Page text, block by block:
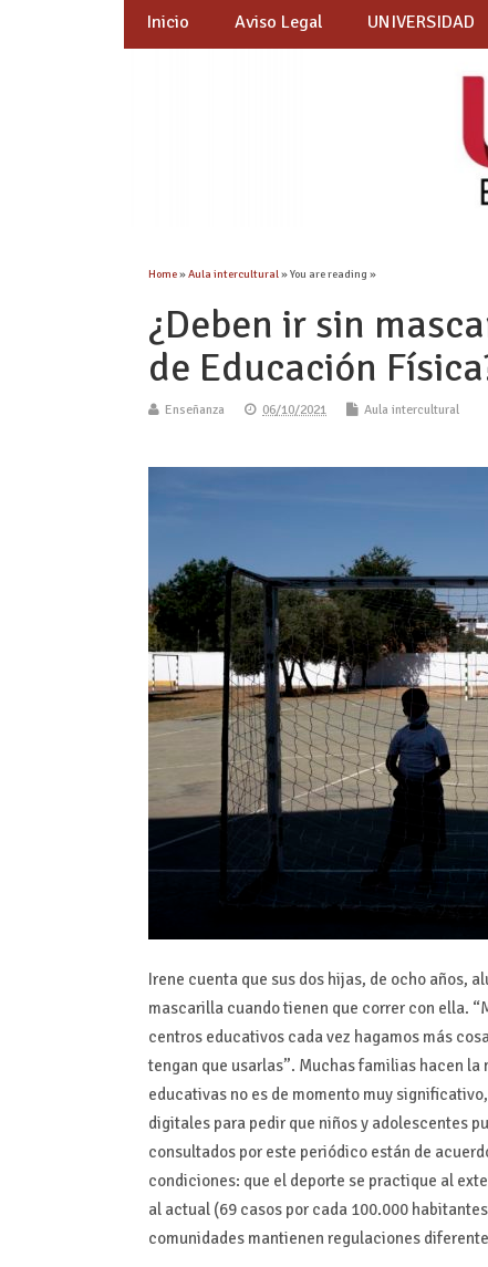
Inicio Aviso Legal UNIVERSIDAD
Home»Aula intercultural» You are reading »
¿Deben ir sin
de Educación
Enseñanza 06/10/2021 Aula intercultural
Irene cuenta que sus dos hijas, de ocho años,
mascarilla cuando tienen que correr con ella.
centros educativos cada vez hagamos más
tengan que usarlas”. Muchas familias hacen
educativas no es de momento muy
digitales para pedir que niños y adolescentes
consultados por este periódico están de
condiciones: que el deporte se practique al
al actual (69 casos por cada 100.000
comunidades mantienen regulaciones